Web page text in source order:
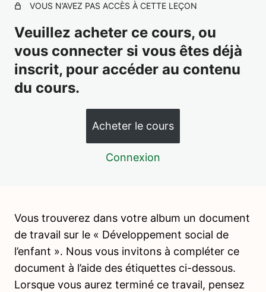
L'ENVIRONNEMENT PREPARE 1
1 leçon, 1 quiz
INTRODUCTION A LA VIE PRATIQUE
VIE PRATIQUE – ACTIVITÉS DE
NOURRITURE
WEBINAIRE 1 – ACTIVITES DE
VIE PRATIQUE – ACTIVITÉS DE SOIN
DE LA PERSONNE
17 leçons, 3 quiz
PSYCHOPEDAGOGIE 5 – LE
DEVELOPPEMENT DE L'ENFANT
VOUS N’AVEZ PAS ACCÈS À CETTE LEÇON
Veuillez acheter ce cours, ou
vous connecter si vous êtes déjà
inscrit, pour accéder au contenu
du cours.
Acheter le cours
Connexion
Vous trouverez dans votre album un document
de travail sur le « Développement social de
l’enfant ». Nous vous invitons à compléter ce
document à l’aide des étiquettes ci-dessous.
Lorsque vous aurez terminé ce travail, pensez